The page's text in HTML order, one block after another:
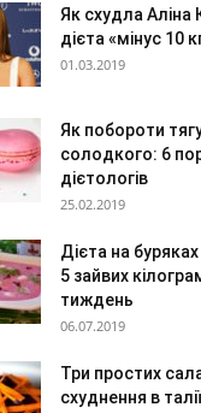
Як схудла Аліна
дієта «мінус 10
01.03.2019
Як побороти
солодкого: 6
дієтологів
25.02.2019
Дієта на
5 зайвих
тиждень
06.07.2019
Три простих
схуднення в